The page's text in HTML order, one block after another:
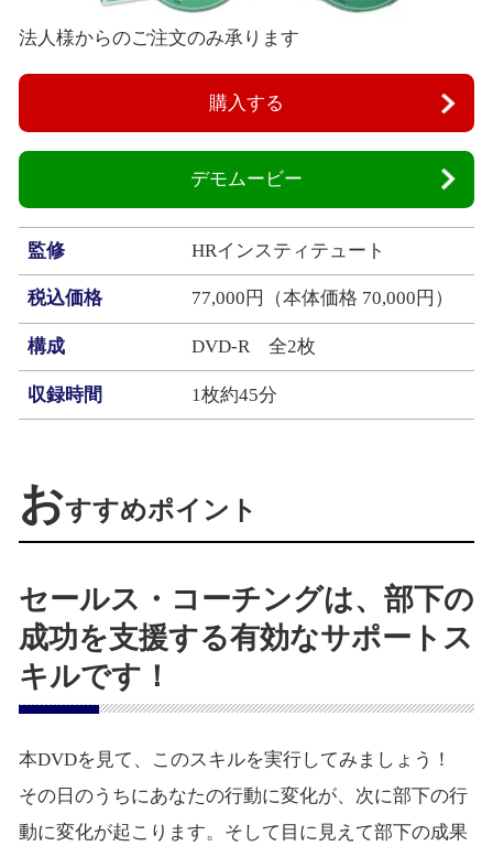
法人様からのご注文のみ承ります
購入する
デモムービー
監修 HRインスティテュート
税込価格 77,000円（本体価格 70,000円）
構成 DVD‐R 全2枚
収録時間 1枚約45分
おすすめポイント
セールス・コーチングは、部下の
成功を支援する有効なサポートス
キルです！
本DVDを見て、このスキルを実行してみましょう！
その日のうちにあなたの行動に変化が、次に部下の行
動に変化が起こります。そして目に見えて部下の成果